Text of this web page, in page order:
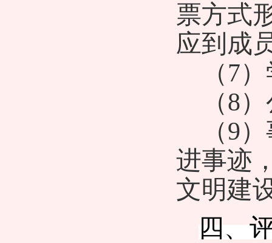
票方式
应到成
（7
（8
（9
进事迹
文明建
四、